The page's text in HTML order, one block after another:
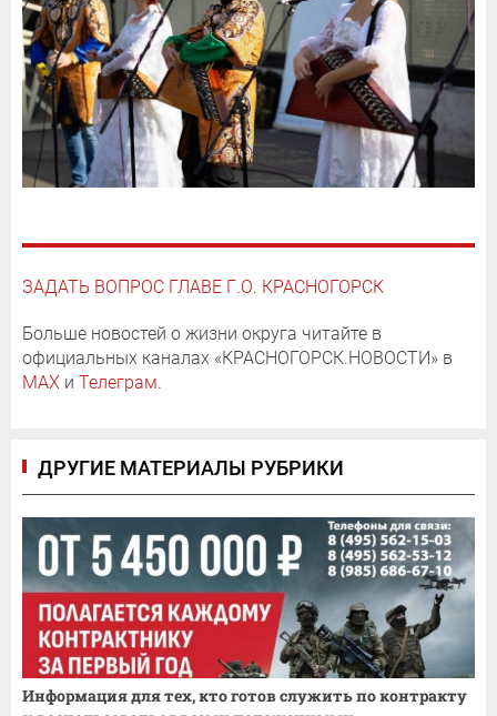
ЗАДАТЬ ВОПРОС ГЛАВЕ Г.О. КРАСНОГОРСК
Больше новостей о жизни округа читайте в
официальных каналах «КРАСНОГОРСК.НОВОСТИ» в
MAX и Телеграм.
ДРУГИЕ МАТЕРИАЛЫ РУБРИКИ
Информация для тех, кто готов служить по контракту